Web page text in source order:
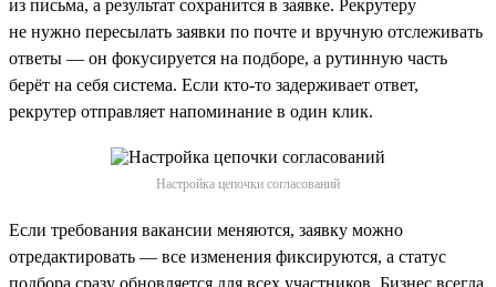
из письма, а результат сохранится в заявке. Рекрутеру
не нужно пересылать заявки по почте и вручную отслеживать
ответы — он фокусируется на подборе, а рутинную часть
берёт на себя система. Если кто-то задерживает ответ,
рекрутер отправляет напоминание в один клик.
Настройка цепочки согласований
Если требования вакансии меняются, заявку можно
отредактировать — все изменения фиксируются, а статус
подбора сразу обновляется для всех участников. Бизнес всегда